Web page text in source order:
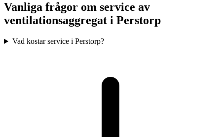
Vanliga frågor om service av
ventilationsaggregat i Perstorp
Vad kostar service i Perstorp?